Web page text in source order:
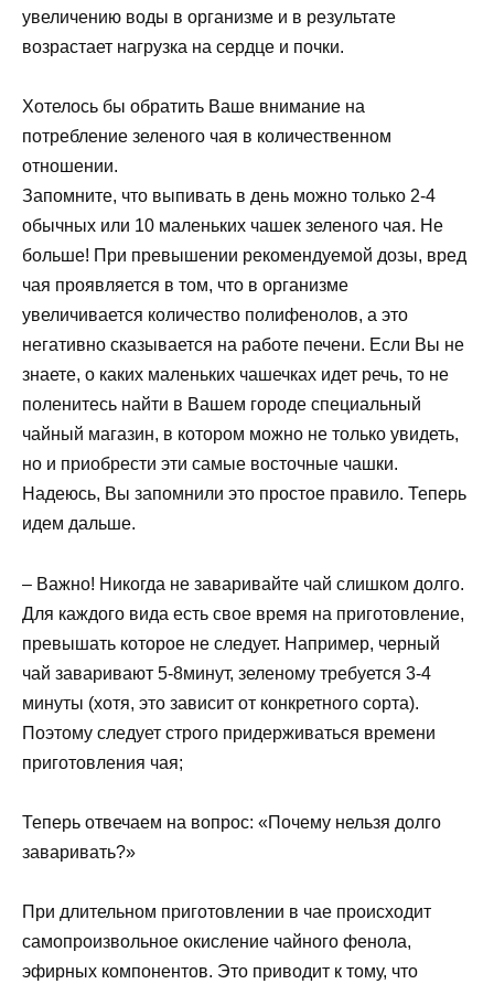
увеличению воды в организме и в результате
возрастает нагрузка на сердце и почки.
Хотелось бы обратить Ваше внимание на
потребление зеленого чая в количественном
отношении.
Запомните, что выпивать в день можно только 2-4
обычных или 10 маленьких чашек зеленого чая. Не
больше! При превышении рекомендуемой дозы, вред
чая проявляется в том, что в организме
увеличивается количество полифенолов, а это
негативно сказывается на работе печени. Если Вы не
знаете, о каких маленьких чашечках идет речь, то не
поленитесь найти в Вашем городе специальный
чайный магазин, в котором можно не только увидеть,
но и приобрести эти самые восточные чашки.
Надеюсь, Вы запомнили это простое правило. Теперь
идем дальше.
– Важно! Никогда не заваривайте чай слишком долго.
Для каждого вида есть свое время на приготовление,
превышать которое не следует. Например, черный
чай заваривают 5-8минут, зеленому требуется 3-4
минуты (хотя, это зависит от конкретного сорта).
Поэтому следует строго придерживаться времени
приготовления чая;
Теперь отвечаем на вопрос: «Почему нельзя долго
заваривать?»
При длительном приготовлении в чае происходит
самопроизвольное окисление чайного фенола,
эфирных компонентов. Это приводит к тому, что